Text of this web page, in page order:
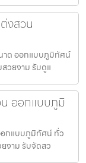
งสวน
าด ออกแบบภูมิทัศน์
วยงาม รับดูแ
ออกแบบภูมิ
กแบบภูมิทัศน์ ทั่ว
งาม รับจัดสว